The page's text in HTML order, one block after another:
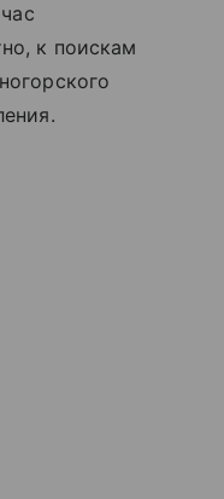
к поискам